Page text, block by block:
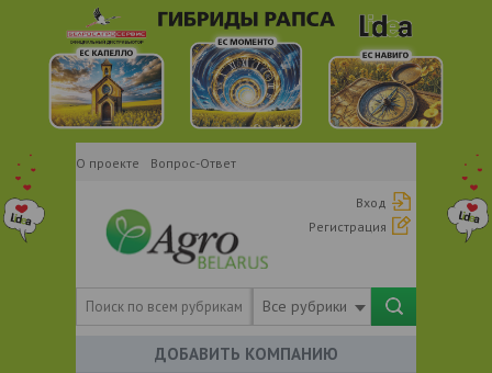
О проекте Вопрос-Ответ
Вход
Регистрация
Все рубрики
ДОБАВИТЬ КОМПАНИЮ